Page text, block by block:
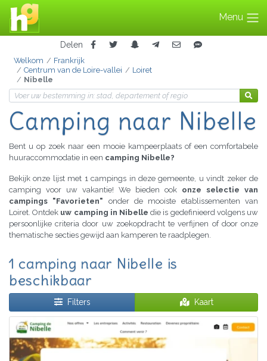
Menu
Delen
Welkom
Frankrijk
Centrum van de Loire-vallei
Loiret
Nibelle
Camping naar Nibelle
Bent u op zoek naar een mooie kampeerplaats of een comfortabele
huuraccommodatie in een camping Nibelle?
Bekijk onze lijst met 1 campings in deze gemeente, u vindt zeker de
camping voor uw vakantie! We bieden ook onze selectie van
campings "Favorieten" onder de mooiste etablissementen van
Loiret. Ontdek uw camping in Nibelle die is gedefinieerd volgens uw
persoonlijke criteria door uw zoekopdracht te verfijnen of door onze
thematische secties gewijd aan kamperen te raadplegen.
1 camping naar Nibelle is
beschikbaar
Filters Kaart